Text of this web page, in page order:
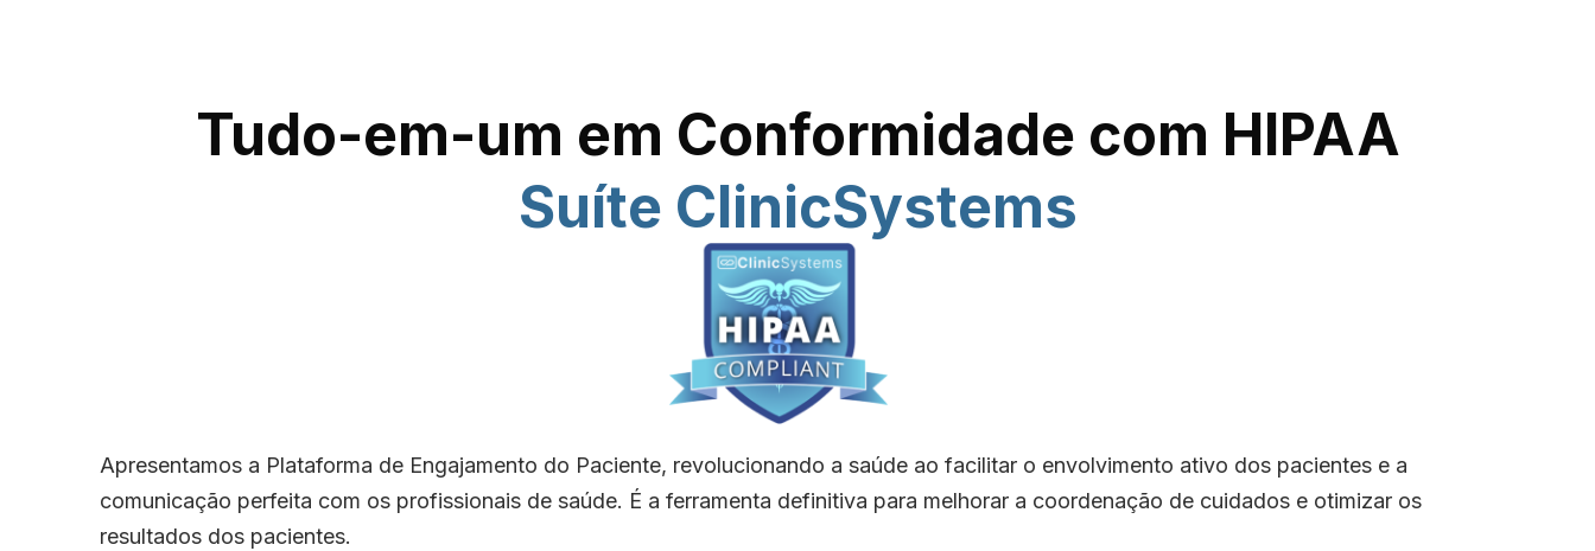
Tudo-em-um em Conformidade com HIPAA
Suíte ClinicSystems
Apresentamos a Plataforma de Engajamento do Paciente, revolucionando a saúde ao facilitar o envolvimento ativo dos pacientes e a
comunicação perfeita com os profissionais de saúde. É a ferramenta definitiva para melhorar a coordenação de cuidados e otimizar os
resultados dos pacientes.